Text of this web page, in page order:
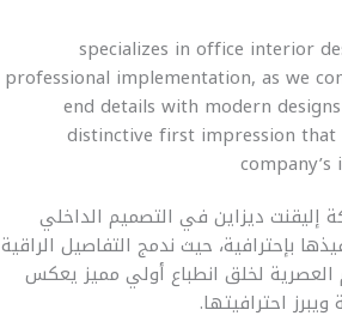
specializes in office interior
professional implementation, as we
end details with modern
distinctive first impression
ديزاين في التصميم الداخلي
بإحترافية، حيث ندمج التفاصيل الراقية
العصرية لخلق انطباع أولي مميز يعكس
احترافيتها.